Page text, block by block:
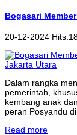
Bogasari
20-12-2024
Dalam rangka
pemerintah,
kembang anak
peran Posyandu
Read more